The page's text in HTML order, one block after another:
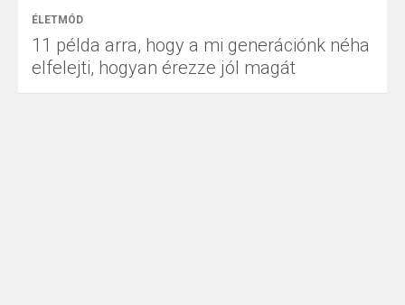
ÉLETMÓD
11 példa arra, hogy a mi generációnk néha
elfelejti, hogyan érezze jól magát